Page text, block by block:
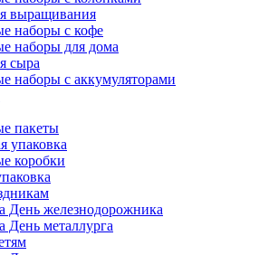
выращивания
наборы с кофе
наборы для дома
сыра
наборы с аккумуляторами
пакеты
упаковка
коробки
День железнодорожника
День металлурга